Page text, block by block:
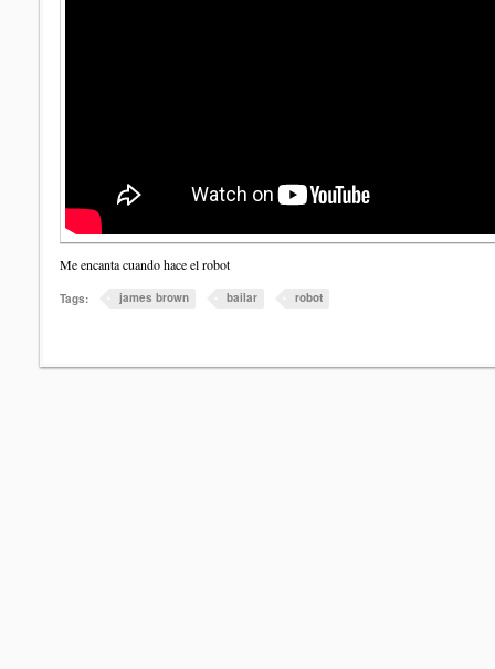
Me encanta cuando hace el robot
Tags: james brown bailar robot